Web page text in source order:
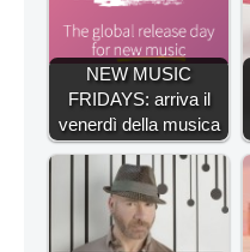
NEW MUSIC
FRIDAYS: arriva il
venerdì della musica